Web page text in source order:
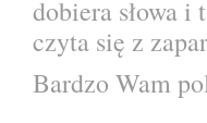
dobiera słowa
czyta się z
Bardzo Wam